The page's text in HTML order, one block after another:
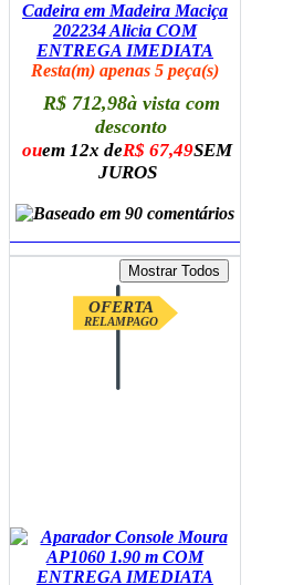
Cadeira em Madeira Maciça
202234 Alicia COM
ENTREGA IMEDIATA
Resta(m) apenas 5 peça(s)
R$ 712,98à vista com
desconto
ouem 12x deR$ 67,49SEM
JUROS
OFERTA
RELAMPAGO